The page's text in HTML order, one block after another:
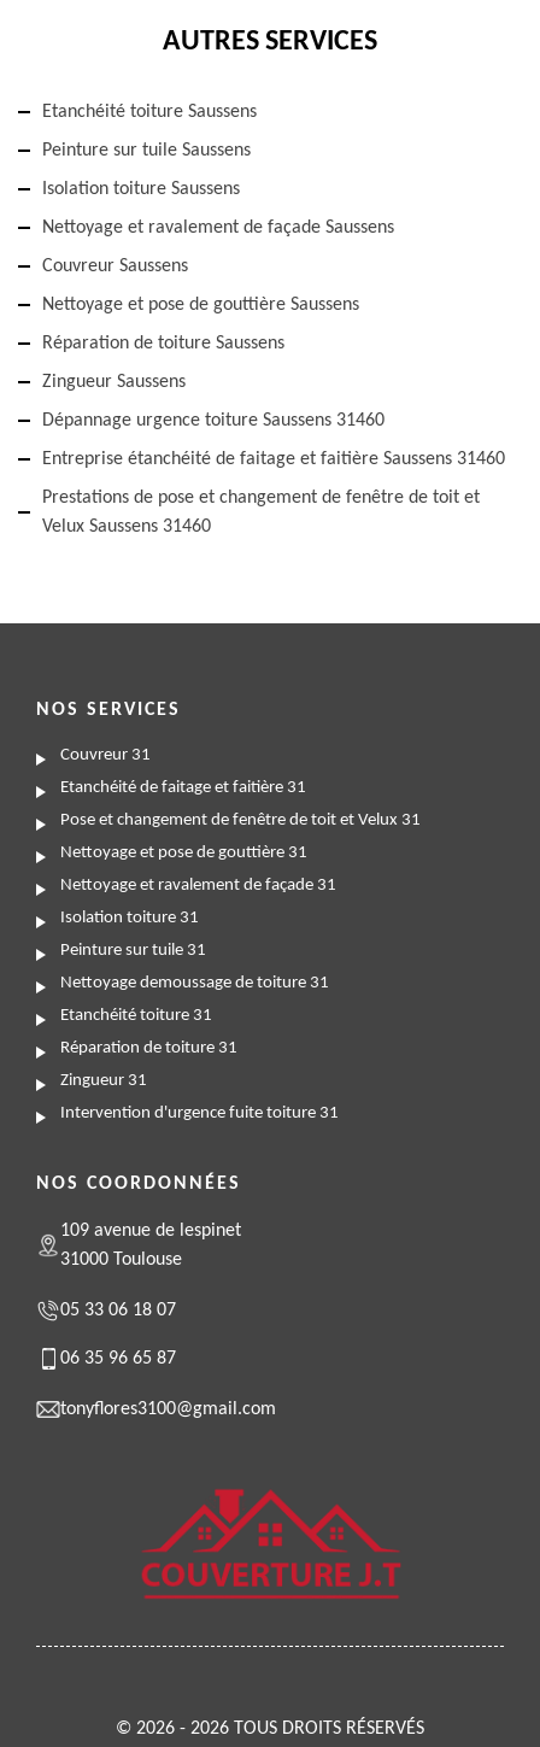
AUTRES SERVICES
Etanchéité toiture Saussens
Peinture sur tuile Saussens
Isolation toiture Saussens
Nettoyage et ravalement de façade Saussens
Couvreur Saussens
Nettoyage et pose de gouttière Saussens
Réparation de toiture Saussens
Zingueur Saussens
Dépannage urgence toiture Saussens 31460
Entreprise étanchéité de faitage et faitière Saussens 31460
Prestations de pose et changement de fenêtre de toit et
Velux Saussens 31460
NOS SERVICES
Couvreur 31
Etanchéité de faitage et faitière 31
Pose et changement de fenêtre de toit et Velux 31
Nettoyage et pose de gouttière 31
Nettoyage et ravalement de façade 31
Isolation toiture 31
Peinture sur tuile 31
Nettoyage demoussage de toiture 31
Etanchéité toiture 31
Réparation de toiture 31
Zingueur 31
Intervention d'urgence fuite toiture 31
NOS COORDONNÉES
109 avenue de lespinet
31000 Toulouse
05 33 06 18 07
06 35 96 65 87
tonyflores3100@gmail.com
© 2026 - 2026 TOUS DROITS RÉSERVÉS